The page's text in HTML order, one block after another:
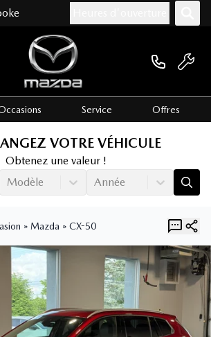
Service Offres
VOTRE VÉHICULE
Obtenez une valeur !
Modèle Année
» Mazda » CX-50